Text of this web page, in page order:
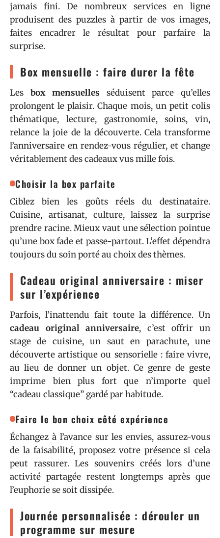
jamais fini. De nombreux services en ligne
produisent des puzzles à partir de vos images,
faites encadrer le résultat pour parfaire la
surprise.
Box mensuelle : faire durer la fête
Les box mensuelles séduisent parce qu’elles
prolongent le plaisir. Chaque mois, un petit colis
thématique, lecture, gastronomie, soins, vin,
relance la joie de la découverte. Cela transforme
l’anniversaire en rendez-vous régulier, et change
véritablement des cadeaux vus mille fois.
Choisir la box parfaite
Ciblez bien les goûts réels du destinataire.
Cuisine, artisanat, culture, laissez la surprise
prendre racine. Mieux vaut une sélection pointue
qu’une box fade et passe-partout. L’effet dépendra
toujours du soin porté au choix des thèmes.
Cadeau original anniversaire : miser
sur l’expérience
Parfois, l’inattendu fait toute la différence. Un
cadeau original anniversaire, c’est offrir un
stage de cuisine, un saut en parachute, une
découverte artistique ou sensorielle : faire vivre,
au lieu de donner un objet. Ce genre de geste
imprime bien plus fort que n’importe quel
“cadeau classique” gardé par habitude.
Faire le bon choix côté expérience
Échangez à l’avance sur les envies, assurez-vous
de la faisabilité, proposez votre présence si cela
peut rassurer. Les souvenirs créés lors d’une
activité partagée restent longtemps après que
l’euphorie se soit dissipée.
Journée personnalisée : dérouler un
programme sur mesure